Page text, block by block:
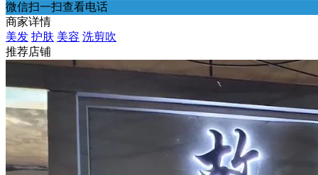
微信扫一扫查看电话
商家详情
美发 护肤 美容 洗剪吹
推荐店铺